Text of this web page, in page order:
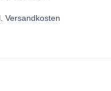
Versandkosten